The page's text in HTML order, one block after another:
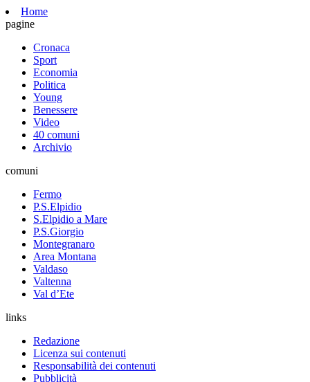
Home
pagine
Cronaca
Sport
Economia
Politica
Young
Benessere
Video
40 comuni
Archivio
comuni
Fermo
P.S.Elpidio
S.Elpidio a Mare
P.S.Giorgio
Montegranaro
Area Montana
Valdaso
Valtenna
Val d’Ete
links
Redazione
Licenza sui contenuti
Responsabilità dei contenuti
Pubblicità